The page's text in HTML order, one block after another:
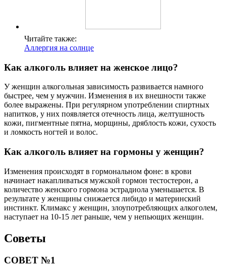
Читайте также:
Аллергия на солнце
Как алкоголь влияет на женское лицо?
У женщин алкогольная зависимость развивается намного
быстрее, чем у мужчин. Изменения в их внешности также
более выражены. При регулярном употреблении спиртных
напитков, у них появляется отечность лица, желтушность
кожи, пигментные пятна, морщины, дряблость кожи, сухость
и ломкость ногтей и волос.
Как алкоголь влияет на гормоны у женщин?
Изменения происходят в гормональном фоне: в крови
начинает накапливаться мужской гормон тестостерон, а
количество женского гормона эстрадиола уменьшается. В
результате у женщины снижается либидо и материнский
инстинкт. Климакс у женщин, злоупотребляющих алкоголем,
наступает на 10-15 лет раньше, чем у непьющих женщин.
Советы
СОВЕТ №1